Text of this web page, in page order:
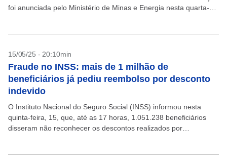
foi anunciada pelo Ministério de Minas e Energia nesta quarta-
15/05/25 - 20:10min
Fraude no INSS: mais de 1 milhão de
beneficiários já pediu reembolso por desconto
indevido
O Instituto Nacional do Seguro Social (INSS) informou nesta
quinta-feira, 15, que, até as 17 horas, 1.051.238 beneficiários
disseram não reconhecer os descontos realizados por